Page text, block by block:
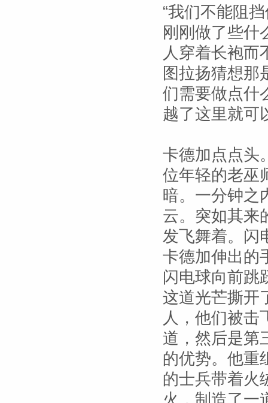
“我们不能阻
刚刚做了些什
人穿着长袍而
图拉扬猜想那
们需要做点什
越了这里就可
卡德加点点头
位年轻的老巫
暗。一分钟之
云。突如其来
发飞舞着。闪
卡德加伸出的
闪电球向前跳
这道光芒撕开
人，他们被击
道，然后是第
的优势。他重
的士兵带着火
火，制造了一